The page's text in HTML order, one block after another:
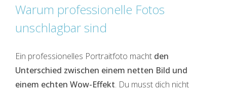
Warum professionelle Fotos
unschlagbar sind
Ein professionelles Portraitfoto macht den
Unterschied zwischen einem netten Bild und
einem echten Wow-Effekt. Du musst dich nicht